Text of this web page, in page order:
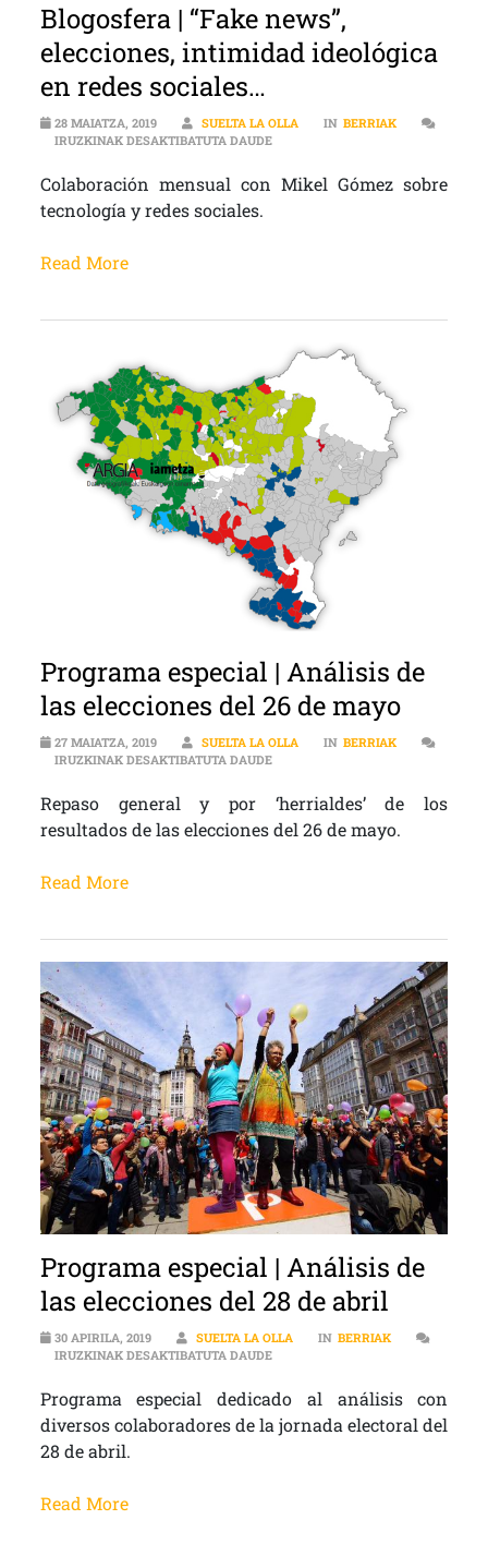
Blogosfera | “Fake news”,
elecciones, intimidad ideológica
en redes sociales…
28 MAIATZA, 2019 SUELTA LA OLLA IN BERRIAK
IRUZKINAK DESAKTIBATUTA DAUDEBLOGOSFERA | “FAKE NEWS”,
Colaboración mensual con Mikel Gómez sobre
tecnología y redes sociales.
Read More
Programa especial | Análisis de
las elecciones del 26 de mayo
27 MAIATZA, 2019 SUELTA LA OLLA IN BERRIAK
IRUZKINAK DESAKTIBATUTA DAUDEPROGRAMA ESPECIAL | ANÁLISIS
Repaso general y por ‘herrialdes’ de los
resultados de las elecciones del 26 de mayo.
Read More
Programa especial | Análisis de
las elecciones del 28 de abril
30 APIRILA, 2019 SUELTA LA OLLA IN BERRIAK
IRUZKINAK DESAKTIBATUTA DAUDEPROGRAMA ESPECIAL | ANÁLISIS
Programa especial dedicado al análisis con
diversos colaboradores de la jornada electoral del
28 de abril.
Read More